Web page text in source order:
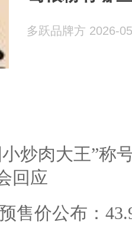
多跃品牌方 2026-
炒肉大王”称
回应
售价公布：